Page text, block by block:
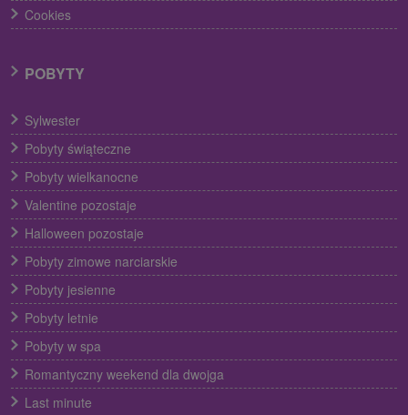
Cookies
POBYTY
Sylwester
Pobyty świąteczne
Pobyty wielkanocne
Valentine pozostaje
Halloween pozostaje
Pobyty zimowe narciarskie
Pobyty jesienne
Pobyty letnie
Pobyty w spa
Romantyczny weekend dla dwojga
Last minute